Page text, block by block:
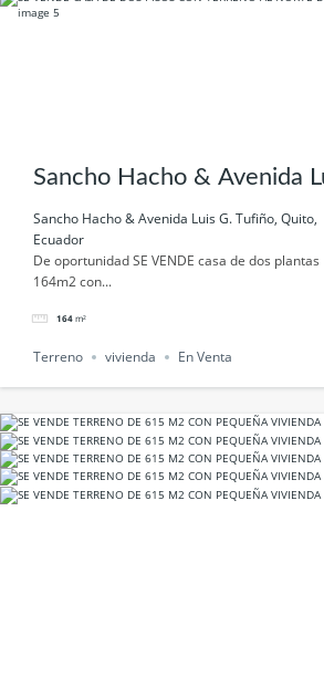
Sancho Hacho & Avenida
G. Tufiño, Quito, Ecuador
Sancho Hacho & Avenida Luis G. Tufiño, Quito,
Ecuador
De oportunidad SE VENDE casa de dos plantas
164m2 con...
164 m²
Terreno vivienda En Venta